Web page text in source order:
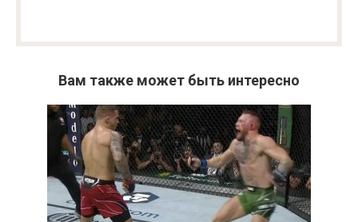
Вам также может быть интересно